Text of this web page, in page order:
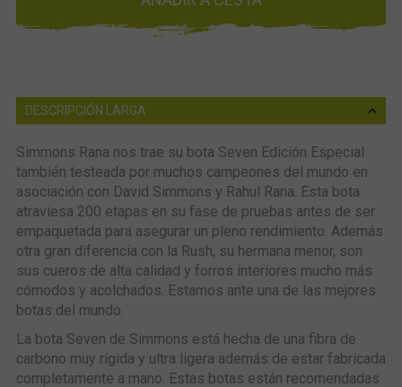
DESCRIPCIÓN LARGA
Simmons Rana nos trae su bota Seven Edición Especial
también testeada por muchos campeones del mundo en
asociación con David Simmons y Rahul Rana. Esta bota
atraviesa 200 etapas en su fase de pruebas antes de ser
empaquetada para asegurar un pleno rendimiento. Además
otra gran diferencia con la Rush, su hermana menor, son
sus cueros de alta calidad y forros interiores mucho más
cómodos y acolchados. Estamos ante una de las mejores
botas del mundo.
La bota Seven de Simmons está hecha de una fibra de
carbono muy rígida y ultra ligera además de estar fabricada
completamente a mano. Estas botas están recomendadas